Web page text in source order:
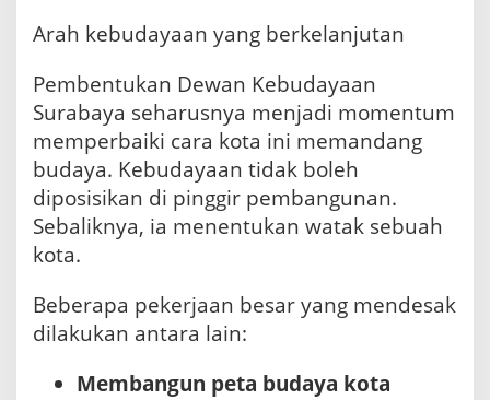
Arah kebudayaan yang berkelanjutan
Pembentukan Dewan Kebudayaan
Surabaya seharusnya menjadi momentum
memperbaiki cara kota ini memandang
budaya. Kebudayaan tidak boleh
diposisikan di pinggir pembangunan.
Sebaliknya, ia menentukan watak sebuah
kota.
Beberapa pekerjaan besar yang mendesak
dilakukan antara lain:
Membangun peta budaya kota